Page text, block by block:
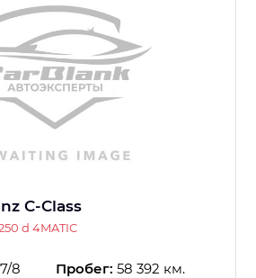
C-Class
d 4MATIC
8 Пробег: 58 392 км.